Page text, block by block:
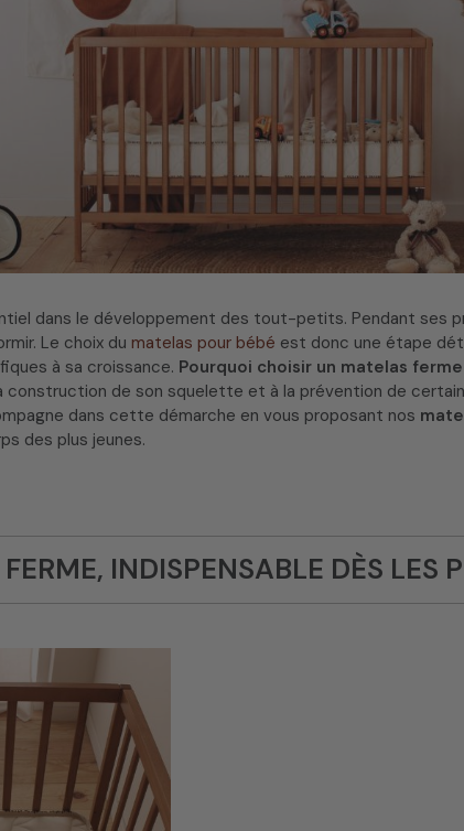
dans le développement des tout-petits. Pendant ses
Le choix du matelas pour bébé est donc une étape
à sa croissance. Pourquoi choisir un matelas
construction de son squelette et à la prévention de
dans cette démarche en vous proposant nos
des plus jeunes.
INDISPENSABLE DÈS LES